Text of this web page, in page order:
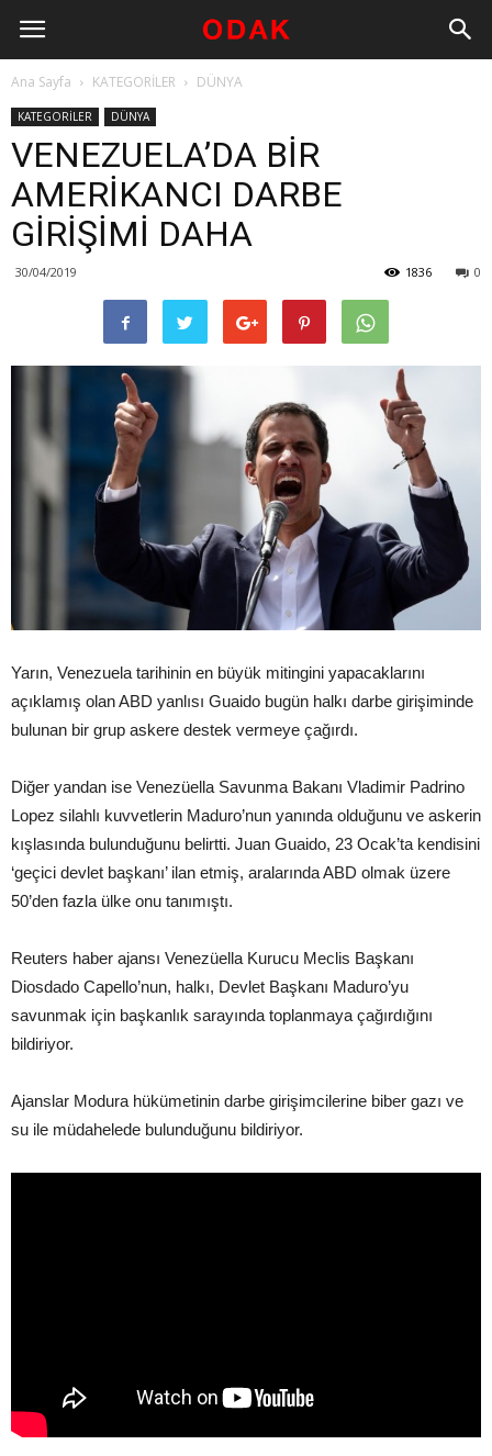
Ana Sayfa KATEGORİLER DÜNYA
KATEGORİLER DÜNYA
VENEZUELA’DA BİR
AMERİKANCI DARBE
GİRİŞİMİ DAHA
30/04/2019 0
1836
Yarın, Venezuela tarihinin en büyük mitingini yapacaklarını
açıklamış olan ABD yanlısı Guaido bugün halkı darbe girişiminde
bulunan bir grup askere destek vermeye çağırdı.
Diğer yandan ise Venezüella Savunma Bakanı Vladimir Padrino
Lopez silahlı kuvvetlerin Maduro’nun yanında olduğunu ve askerin
kışlasında bulunduğunu belirtti. Juan Guaido, 23 Ocak’ta kendisini
‘geçici devlet başkanı’ ilan etmiş, aralarında ABD olmak üzere
50’den fazla ülke onu tanımıştı.
Reuters haber ajansı Venezüella Kurucu Meclis Başkanı
Diosdado Capello’nun, halkı, Devlet Başkanı Maduro’yu
savunmak için başkanlık sarayında toplanmaya çağırdığını
bildiriyor.
Ajanslar Modura hükümetinin darbe girişimcilerine biber gazı ve
su ile müdahelede bulunduğunu bildiriyor.